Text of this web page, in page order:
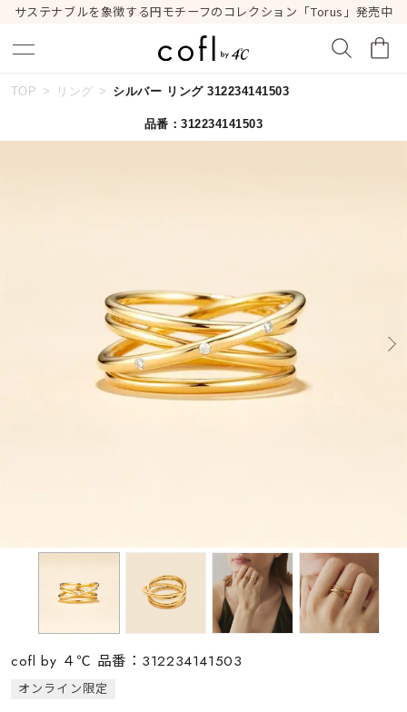
サステナブルを象徴する円モチーフのコレクション「Torus」発売中
キーワードで検索する
すべてのジュエリー
誕生石
石の色
TOP リング シルバー リング 312234141503
品番：312234141503
cofl by ４℃ 品番：312234141503
オンライン限定